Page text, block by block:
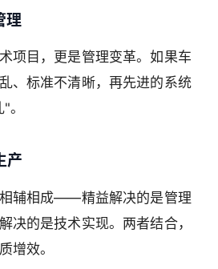
理
项目，更是管理变革。如果车
、标准不清晰，再先进的系统
。
产
辅相成——精益解决的是管理
决的是技术实现。两者结合，
增效。